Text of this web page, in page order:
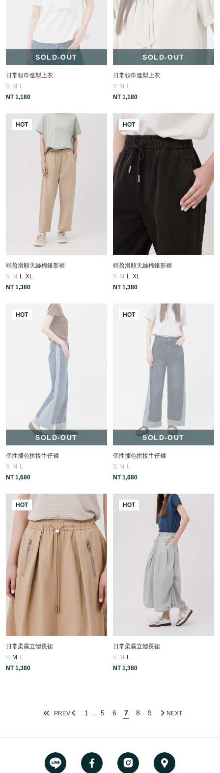
SOLD-OUT
日常領巾造型上衣
S M L
NT 1,180
SOLD-OUT
日常領巾造型上衣
S M L
NT 1,180
HOT
輕盈滑順天絲棉錐形褲
S M L XL
NT 1,380
HOT
輕盈滑順天絲棉錐形褲
S M L XL
NT 1,380
SOLD-OUT
HOT
個性撞色拼接牛仔褲
S M
L
NT 1,680
SOLD-OUT
HOT
個性撞色拼接牛仔褲
S M
L
NT 1,680
HOT
日常柔霧立體長裙
S M L
NT 1,380
HOT
日常柔霧立體長裙
S M L
NT 1,380
PREV 1 ... 5 6 7 8 9 NEXT